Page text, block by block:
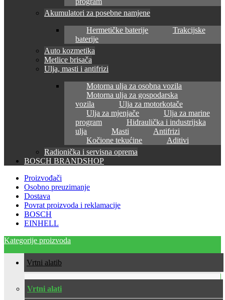
Akumulatori za posebne namjene
Hermetičke baterije
Trakcijske
baterije
Auto kozmetika
Metlice brisača
Ulja, masti i antifrizi
Motorna ulja za osobna vozila
Motorna ulja za gospodarska
vozila
Ulja za motorkotače
Ulja za mjenjače
Ulja za marine
program
Hidraulička i industrijska
ulja
Masti
Antifrizi
Kočione tekućine
Aditivi
Radionička i servisna oprema
BOSCH BRANDSHOP
Proizvođači
Osobno preuzimanje
Dostava
Povrat proizvoda i reklamacije
BOSCH
EINHELL
Kategorije proizvoda
Vrtni alati
Vrtni alati